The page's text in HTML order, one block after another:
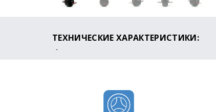
ТЕХНИЧЕСКИЕ ХАРАКТЕРИСТИКИ:
Максимальный угол подъема: 30 градусов
Максимальная нагрузка: 250 кг